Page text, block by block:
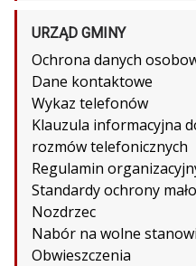
URZĄD GMINY
Ochrona danych
Dane kontaktowe
Wykaz telefonów
Klauzula informacyjna
rozmów telefonicznych
Regulamin
Standardy ochrony
Nozdrzec
Nabór na wolne
Obwieszczenia